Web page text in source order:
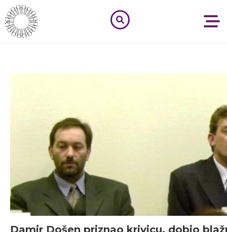
Damir Došen priznao krivicu, dobio